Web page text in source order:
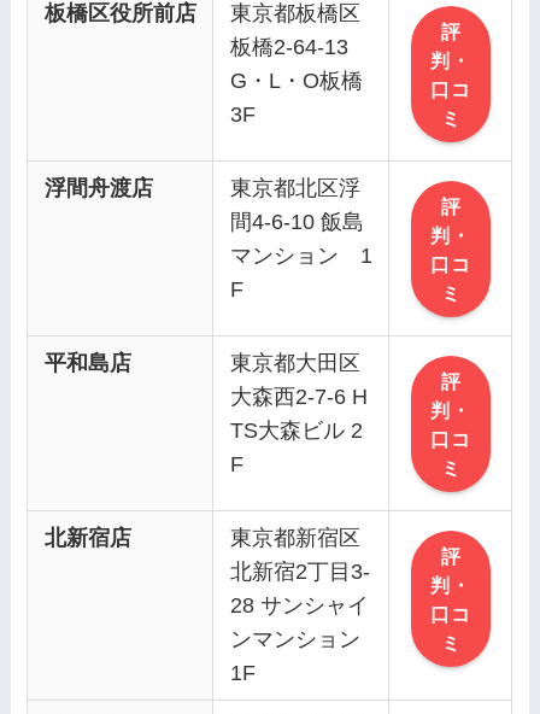
板橋区役所前店
東京都板橋区
板橋2-64-13
G・L・O板橋
3F
評
判・
口コ
ミ
浮間舟渡店
東京都北区浮
間4-6-10 飯島
マンション 1
F
評
判・
口コ
ミ
平和島店
東京都大田区
大森西2-7-6 H
TS大森ビル 2
F
評
判・
口コ
ミ
北新宿店
東京都新宿区
北新宿2丁目3-
28 サンシャイ
ンマンション
1F
評
判・
口コ
ミ